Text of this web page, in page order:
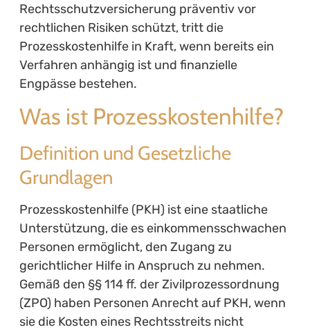
Rechtsschutzversicherung präventiv vor
rechtlichen Risiken schützt, tritt die
Prozesskostenhilfe in Kraft, wenn bereits ein
Verfahren anhängig ist und finanzielle
Engpässe bestehen.
Was ist Prozesskostenhilfe?
Definition und Gesetzliche
Grundlagen
Prozesskostenhilfe (PKH) ist eine staatliche
Unterstützung, die es einkommensschwachen
Personen ermöglicht, den Zugang zu
gerichtlicher Hilfe in Anspruch zu nehmen.
Gemäß den §§ 114 ff. der Zivilprozessordnung
(ZPO) haben Personen Anrecht auf PKH, wenn
sie die Kosten eines Rechtsstreits nicht